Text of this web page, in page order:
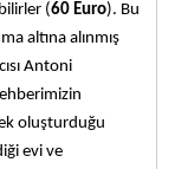
(60 Euro). Bu
altına alınmış
Antoni
oluşturduğu
evi ve